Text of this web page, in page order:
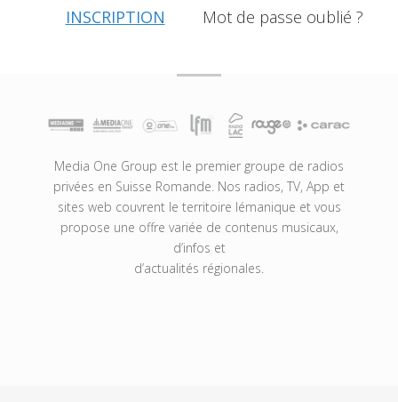
INSCRIPTION Mot de passe oublié ?
Media One Group est le premier groupe de radios
privées en Suisse Romande. Nos radios, TV, App et
sites web couvrent le territoire lémanique et vous
propose une offre variée de contenus musicaux,
d’infos et
d’actualités régionales.